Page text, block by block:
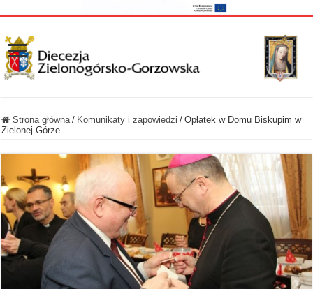
Strona główna / Komunikaty i zapowiedzi / Opłatek w Domu Biskupim w
Zielonej Górze